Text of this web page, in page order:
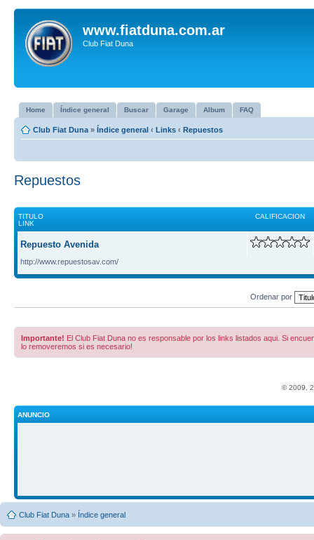
www.fiatduna.com.ar
Club Fiat Duna
Home Índice general Buscar Garage Album FAQ
Club Fiat Duna » Índice general ‹ Links ‹ Repuestos
Repuestos
TITULO
LINK
CALIFICACION
Repuesto Avenida
http://www.repuestosav.com/
Ordenar por
Importante! El Club Fiat Duna no es responsable por los links listados aqui. Si
lo removeremos si es necesario!
© 2009,
ANUNCIO
Club Fiat Duna » Índice general